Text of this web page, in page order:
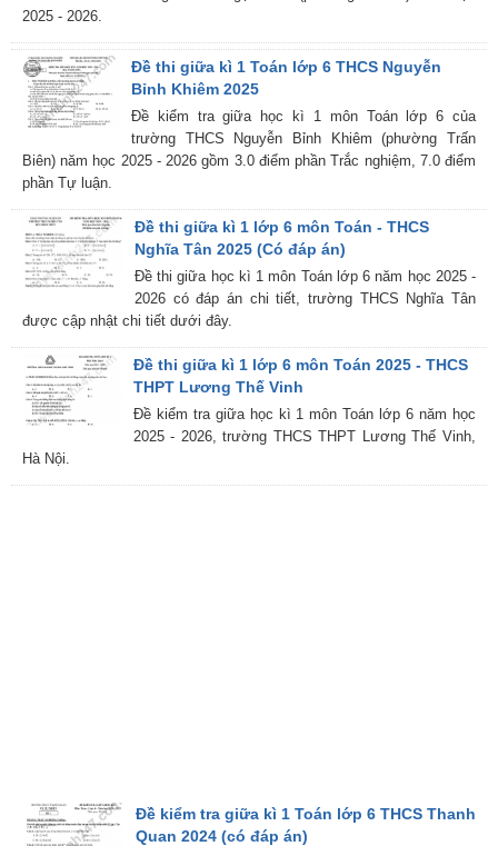
2025 - 2026.
Đề thi giữa kì 1 Toán lớp 6 THCS Nguyễn
Bỉnh Khiêm 2025
Đề kiểm tra giữa học kì 1 môn Toán lớp 6 của
trường THCS Nguyễn Bỉnh Khiêm (phường Trấn
Biên) năm học 2025 - 2026 gồm 3.0 điểm phần Trắc nghiệm, 7.0 điểm
phần Tự luận.
Đề thi giữa kì 1 lớp 6 môn Toán - THCS
Nghĩa Tân 2025 (Có đáp án)
Đề thi giữa học kì 1 môn Toán lớp 6 năm học 2025 -
2026 có đáp án chi tiết, trường THCS Nghĩa Tân
được cập nhật chi tiết dưới đây.
Đề thi giữa kì 1 lớp 6 môn Toán 2025 - THCS
THPT Lương Thế Vinh
Đề kiểm tra giữa học kì 1 môn Toán lớp 6 năm học
2025 - 2026, trường THCS THPT Lương Thế Vinh,
Hà Nội.
Đề kiểm tra giữa kì 1 Toán lớp 6 THCS Thanh
Quan 2024 (có đáp án)